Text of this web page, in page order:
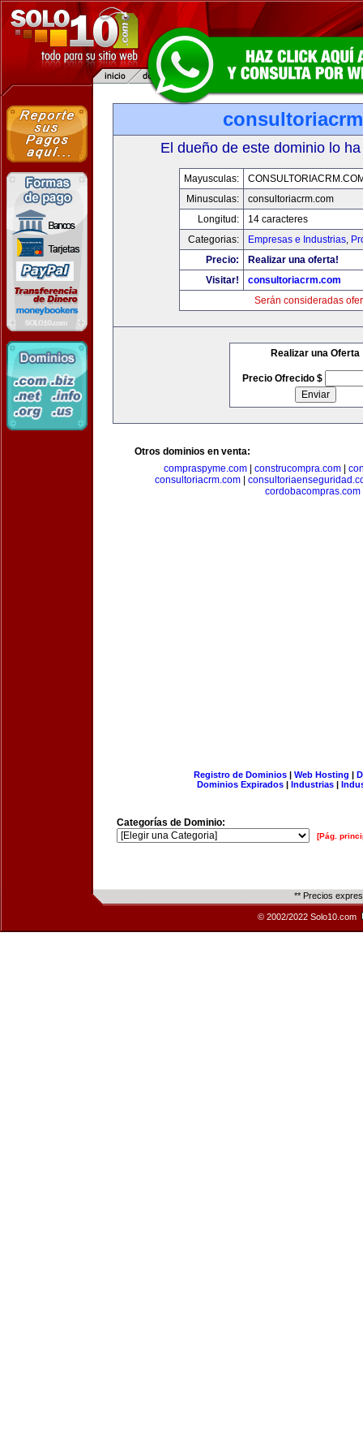
El dueño de este dominio lo
Mayusculas:
Minusculas:
consultoriacrm.com
Longitud:
14 caracteres
Categorias:
Empresas e Industrias,
Precio:
Realizar una oferta!
Visitar!
consultoriacrm.com
Serán consideradas
Realizar una Oferta
Precio Ofrecido $
Otros dominios en venta:
compraspyme.com
construcompra.com
consultoriacrm.com|
cordobacompras.com
Registro de Dominios| Web Hosting |
Dominios Expirados | Industrias |
Categorías de Dominio:
[Pág.
** Precios
© 2002/2022 Solo10.com